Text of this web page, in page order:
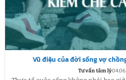
Vũ điệu của đời sống vợ
Tư vấn tâm lý